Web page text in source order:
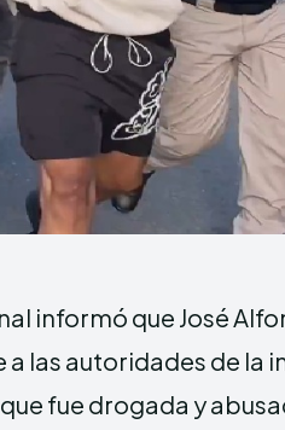
informó que José
las autoridades de la
fue drogada y